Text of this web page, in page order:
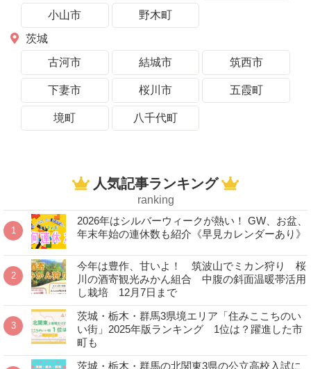
小山市
野木町
茨城
古河市
結城市 筑西市
下妻市 桜川市 五霞町
境町 八千代町
人気記事ランキング
ranking
2026年はシルバーウィークが熱い！ GW、お盆、
年末年始の連休数も紹介《早見カレンダーあり》
今年は豊作、甘いよ！ 筑波山でミカン狩り 桜
川の酒寄観光みかん組合 中腹の斜面温暖帯活用
し栽培 12月7日まで
茨城・栃木・群馬3県境エリア「住みここちのい
い街」2025年版ランキング 1位は？躍進した市
町も
茨城・栃木・群馬の北関東3県の公立高校入試に